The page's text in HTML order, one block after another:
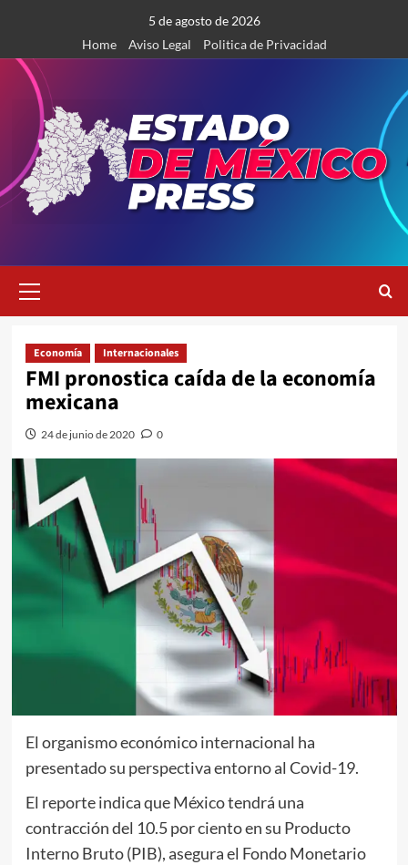
contenido
5 de agosto de 2026
Home
Aviso Legal Politica de Privacidad
primario
Economía Internacionales
FMI pronostica caída de la economía
mexicana
24 de junio de 2020 0
El organismo económico internacional ha
presentado su perspectiva entorno al Covid-19.
El reporte indica que México tendrá una
contracción del 10.5 por ciento en su Producto
Interno Bruto (PIB), asegura el Fondo Monetario